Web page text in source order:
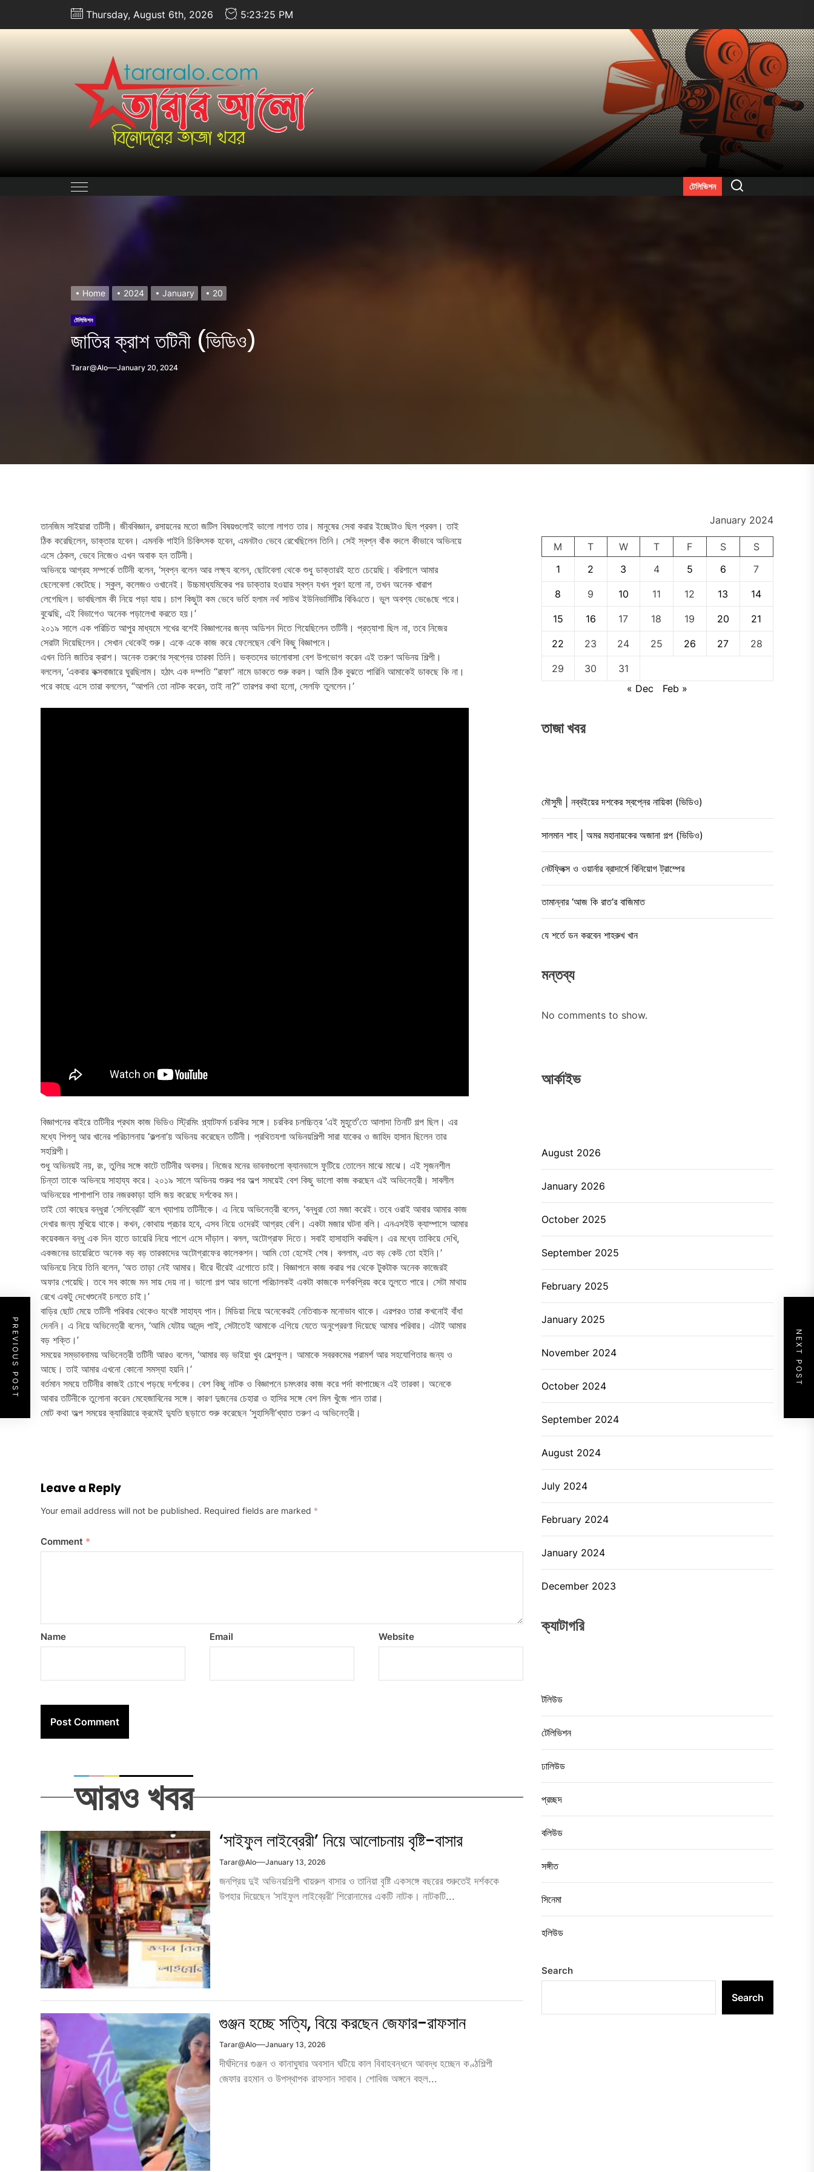
Thursday, August 6th, 2026 5:23:27 PM
তারার
আলো.কম
টেলিভিশন Search
Home 2024 January 20
টেলিভিশন
জাতির ক্রাশ তটিনী (ভিডিও)
Tarar@alo January 20, 2024
তানজিম সাইয়ারা তটিনী। জীববিজ্ঞান, রসায়নের মতো জটিল বিষয়গুলোই ভালো লাগত তার। মানুষের সেবা করার ইচ্ছেটাও ছিল প্রবল। তাই
ঠিক করেছিলেন, ডাক্তার হবেন। এমনকি গাইনি চিকিৎসক হবেন, এমনটাও ভেবে রেখেছিলেন তিনি। সেই স্বপ্ন বাঁক বদলে কীভাবে অভিনয়ে
এসে ঠেকল, ভেবে নিজেও এখন অবাক হন তটিনী।
অভিনয়ে আগ্রহ সম্পর্কে তটিনী বলেন, ‘স্বপ্ন বলেন আর লক্ষ্য বলেন, ছোটবেলা থেকে শুধু ডাক্তারই হতে চেয়েছি। বরিশালে আমার
ছেলেবেলা কেটেছে। স্কুল, কলেজও ওখানেই। উচ্চমাধ্যমিকের পর ডাক্তার হওয়ার স্বপ্ন যখন পূরণ হলো না, তখন অনেক খারাপ
লেগেছিল। ভাবছিলাম কী নিয়ে পড়া যায়। চাপ কিছুটা কম ভেবে ভর্তি হলাম নর্থ সাউথ ইউনিভার্সিটির বিবিএতে। ভুল অবশ্য ভেঙেছে পরে।
বুঝেছি, এই বিভাগেও অনেক পড়ালেখা করতে হয়।’
২০১৯ সালে এক পরিচিত আপুর মাধ্যমে শখের বশেই বিজ্ঞাপনের জন্য অডিশন দিতে গিয়েছিলেন তটিনী। প্রত্যাশা ছিল না, তবে নিজের
সেরাটা দিয়েছিলেন। সেখান থেকেই শুরু। একে একে কাজ করে ফেলেছেন বেশি কিছু বিজ্ঞাপনে।
এখন তিনি জাতির ক্রাশ। অনেক তরুণের স্বপ্নের তারকা তিনি। ভক্তদের ভালোবাসা বেশ উপভোগ করেন এই তরুণ অভিনয় শিল্পী।
বললেন, ‘একবার কক্সবাজারে ঘুরছিলাম। হঠাৎ এক দম্পতি “রাফা” নামে ডাকতে শুরু করল। আমি ঠিক বুঝতে পারিনি আমাকেই ডাকছে কি না।
পরে কাছে এসে তারা বললেন, “আপনি তো নাটক করেন, তাই না?” তারপর কথা হলো, সেলফি তুললেন।’
বিজ্ঞাপনের বাইরে তটিনীর প্রথম কাজ ভিডিও স্ট্রিমিং প্ল্যাটফর্ম চরকির সঙ্গে। চরকির চলচ্চিত্র ‘এই মুহূর্তে’তে আলাদা তিনটি গল্প ছিল। এর
মধ্যে পিপলু আর খানের পরিচালনায় ‘কল্পনা’য় অভিনয় করেছেন তটিনী। প্রথিতযশা অভিনয়শিল্পী সারা যাকের ও জাহিদ হাসান ছিলেন তার
সহশিল্পী।
শুধু অভিনয়ই নয়, রং, তুলির সঙ্গে কাটে তটিনীর অবসর। নিজের মনের ভাবনাগুলো ক্যানভাসে ফুটিয়ে তোলেন মাঝে মাঝে। এই সৃজনশীল
চিন্তা তাকে অভিনয়ে সাহায্য করে। ২০১৯ সালে অভিনয় শুরুর পর অল্প সময়েই বেশ কিছু ভালো কাজ করছেন এই অভিনেত্রী। সাবলীল
অভিনয়ের পাশাপাশি তার নজরকাড়া হাসি জয় করেছে দর্শকের মন।
তাই তো কাছের বন্ধুরা ‘সেলিব্রেটি’ বলে খ্যাপায় তটিনীকে। এ নিয়ে অভিনেত্রী বলেন, ‘বন্ধুরা তো মজা করেই ৷ তবে ওরাই আবার আমার কাজ
দেখার জন্য মুখিয়ে থাকে। কখন, কোথায় প্রচার হবে, এসব নিয়ে ওদেরই আগ্রহ বেশি। একটা মজার ঘটনা বলি। এনএসইউ ক্যাম্পাসে আমার
কয়েকজন বন্ধু এক দিন হাতে ডায়েরি নিয়ে পাশে এসে দাঁড়াল। বলল, অটোগ্রাফ দিতে। সবাই হাসাহাসি করছিল। এর মধ্যে তাকিয়ে দেখি,
একজনের ডায়েরিতে অনেক বড় বড় তারকাদের অটোগ্রাফের কালেকশন। আমি তো হেসেই শেষ। বললাম, এত বড় কেউ তো হইনি।’
অভিনয়ে নিয়ে তিনি বলেন, ‘অত তাড়া নেই আমার। ধীরে ধীরেই এগোতে চাই। বিজ্ঞাপনে কাজ করার পর থেকে টুকটাক অনেক কাজেরই
অফার পেয়েছি। তবে সব কাজে মন সায় দেয় না। ভালো গল্প আর ভালো পরিচালকই একটা কাজকে দর্শকপ্রিয় করে তুলতে পারে। সেটা মাথায়
রেখে একটু দেখেশুনেই চলতে চাই।’
বাড়ির ছোট মেয়ে তটিনী পরিবার থেকেও যথেষ্ট সাহায্য পান। মিডিয়া নিয়ে অনেকেরই নেতিবাচক মনোভাব থাকে। এরপরও তারা কখনোই বাঁধা
দেননি। এ নিয়ে অভিনেত্রী বলেন, ‘আমি যেটায় আনন্দ পাই, সেটাতেই আমাকে এগিয়ে যেতে অনুপ্রেরণা দিয়েছে আমার পরিবার। এটাই আমার
বড় শক্তি।’
সময়ের সম্ভাবনাময় অভিনেত্রী তটিনী আরও বলেন, ‘আমার বড় ভাইয়া খুব হেল্পফুল। আমাকে সবরকমের পরামর্শ আর সহযোগিতার জন্য ও
আছে। তাই আমার এখনো কোনো সমস্যা হয়নি।’
বর্তমান সময়ে তটিনীর কাজই চোখে পড়ছে দর্শকের। বেশ কিছু নাটক ও বিজ্ঞাপনে চমৎকার কাজ করে পর্দা কাপাচ্ছেন এই তারকা। অনেকে
আবার তটিনীকে তুলোনা করেন মেহেজাবিনের সঙ্গে। কারণ দুজনের চেহারা ও হাসির সঙ্গে বেশ মিল খুঁজে পান তারা।
মোট কথা অল্প সময়ের ক্যারিয়ারে ক্রমেই দ্যুতি ছড়াতে শুরু করেছেন ‘সুহাসিনী’খ্যাত তরুণ এ অভিনেত্রী।
Leave a Reply
Your email address will not be published. Required fields are marked *
Comment *
Name Email Website
PREVIOUS POST NEXT POST
আরও খবর
‘সাইফুল লাইব্রেরী’ নিয়ে আলোচনায় বৃষ্টি-বাসার
Tarar@alo January 13, 2026
জনপ্রিয় দুই অভিনয়শিল্পী খায়রুল বাসার ও তানিয়া বৃষ্টি একসঙ্গে বছরের শুরুতেই দর্শককে
উপহার দিয়েছেন ‘সাইফুল লাইব্রেরী’ শিরোনামের একটি নাটক। নাটকটি...
গুঞ্জন হচ্ছে সত্যি, বিয়ে করছেন জেফার-রাফসান
Tarar@alo January 13, 2026
দীর্ঘদিনের গুঞ্জন ও কানাঘুষার অবসান ঘটিয়ে কাল বিবাহবন্ধনে আবদ্ধ হচ্ছেন কণ্ঠশিল্পী
জেফার রহমান ও উপস্থাপক রাফসান সাবাব। শোবিজ অঙ্গনে বহুল...
January 2024
M T W T F S
S
1
2 3 4 5 6 7
8 9 10 11 12 13 14
15 16 17 18 19 20 21
22 23 24 25 26 27 28
29 30
31
« Dec
Feb »
তাজা খবর
মৌসুমী | নব্বইয়ের দশকের স্বপ্নের নায়িকা (ভিডিও)
সালমান শাহ | অমর মহানায়কের অজানা গল্প (ভিডিও)
নেটফ্লিক্স ও ওয়ার্নার ব্রাদার্সে বিনিয়োগ ট্রাম্পের
তামান্নার ‘আজ কি রাত’র বাজিমাত
যে শর্তে ডন করবেন শাহরুখ খান
মন্তব্য
No comments to show.
আর্কাইভ
August 2026
January 2026
October 2025
September 2025
February 2025
January 2025
November 2024
October 2024
September 2024
August 2024
July 2024
February 2024
January 2024
December 2023
ক্যাটাগরি
টলিউড
টেলিভিশন
ঢালিউড
প্রচ্ছদ
বলিউড
সঙ্গীত
সিনেমা
হলিউড
Search
Search